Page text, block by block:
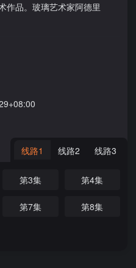
作品。玻璃艺术家阿德里
线路1 线路2 线路3
第3集 第4集
第7集 第8集